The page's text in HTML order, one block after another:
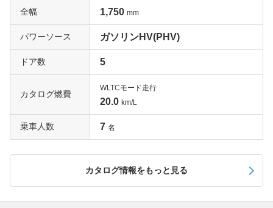
全幅 1,750 mm
パワーソース ガソリンHV(PHV)
ドア数 5
カタログ燃費
WLTCモード走行
20.0 km/L
乗車人数 7 名
カタログ情報をもっと見る